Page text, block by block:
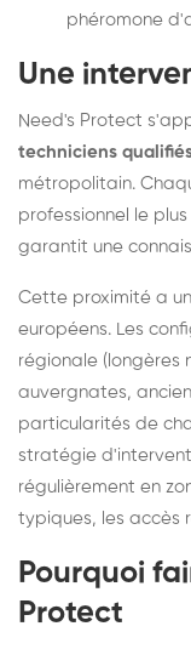
phéromone
Une
Need's Protect
techniciens
métropolitain.
professionnel le
garantit une
Cette proximité a
européens. Les
régionale (longères
auvergnates,
particularités de
stratégie
régulièrement en
typiques, les accès
Pourquoi
Protect